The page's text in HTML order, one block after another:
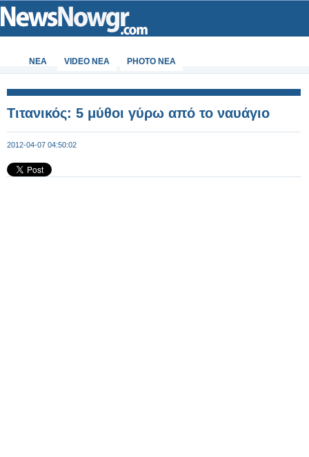
ΝΕΑ VIDEO NEA PHOTO NEA
Τιτανικός: 5 μύθοι γύρω από το ναυάγιο
2012-04-07 04:50:02